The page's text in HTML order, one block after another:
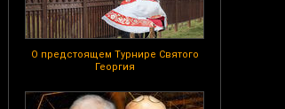
О предстоящем Турнире Святого
Георгия